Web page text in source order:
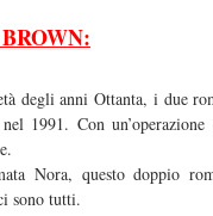
degli anni Ottanta, i due
1991. Con
Nora, questo doppio
sono tutti.